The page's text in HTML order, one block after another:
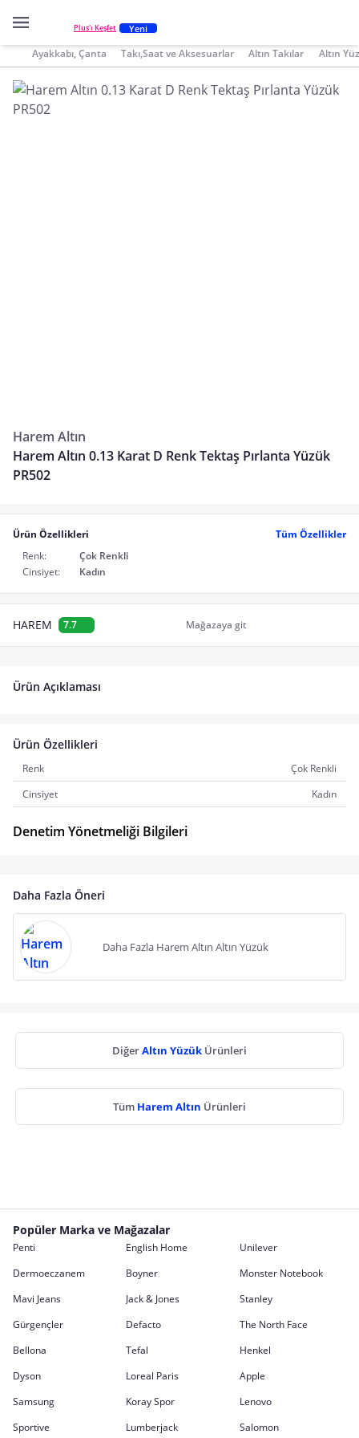
Plus'ı Keşfet Yeni
Ayakkabı, Çanta Takı,Saat ve Aksesuarlar Altın Takılar Altın
Harem Altın
Harem Altın 0.13 Karat D Renk Tektaş Pırlanta Yüzük
PR502
Ürün Özellikleri
Tüm Özellikler
Renk:
Çok Renkli
Cinsiyet:
Kadın
HAREM 7.7 Mağazaya git
Ürün Açıklaması
Ürün Özellikleri
Renk
Çok Renkli
Cinsiyet
Kadın
Denetim Yönetmeliği Bilgileri
Daha Fazla Öneri
Daha Fazla Harem Altın Altın Yüzük
DiğerAltın Yüzük Ürünleri
Tüm Harem Altın Ürünleri
Popüler Marka ve Mağazalar
Penti English Home
Unilever
Dermoeczanem
Boyner
Monster Notebook
Mavi Jeans
Jack & Jones
Stanley
Gürgençler
Defacto
The North Face
Bellona
Tefal
Henkel
Dyson
Loreal Paris
Apple
Samsung
Koray Spor
Lenovo
Sportive
Lumberjack Salomon